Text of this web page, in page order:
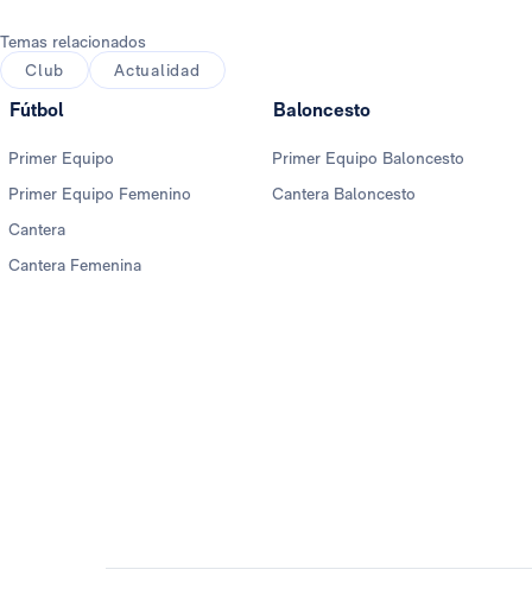
Temas relacionados
Club
Actualidad
Fútbol
Primer Equipo
Primer Equipo Femenino
Cantera
Cantera Femenina
Baloncesto
Primer Equipo Baloncesto
Cantera Baloncesto